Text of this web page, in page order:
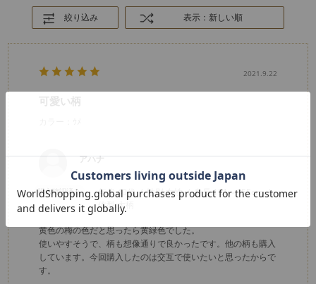
絞り込み 表示：新しい順
2021.9.22
可愛い柄
アハナ
購入確認済み 年代:40代 性別:女性 身長:151～155cm
体型:大柄
黄色の梅の色だと思ったら黄緑色でした。
使いやすそうで、柄も想像通りで良かったです。他の柄も購入
しています。今回購入したのは交互で使いたいと思ったからで
す。